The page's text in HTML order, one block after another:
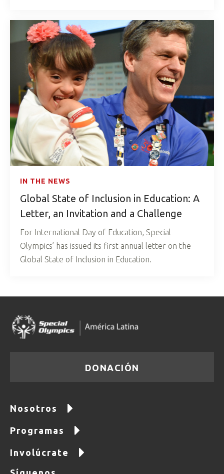
IN THE NEWS
Global State of Inclusion in Education: A
Letter, an Invitation and a Challenge
For International Day of Education, Special
Olympics’ has issued its first annual letter on the
Global State of Inclusion in Education.
DONACIÓN
Nosotros
Programas
Involúcrate